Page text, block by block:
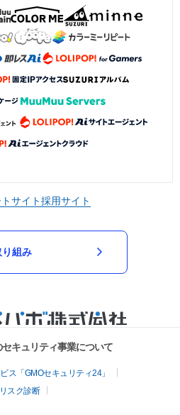
サイト採用サイト
組み
キュリティ事業について
ス「GMOセキュリティ24」
スク診断